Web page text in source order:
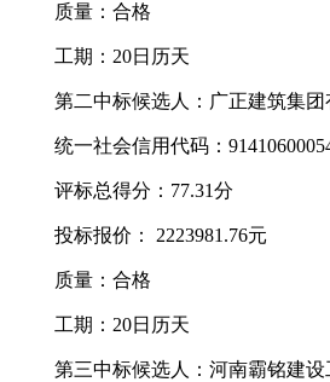
质量： 合格
工期 ： 20日历天
第二中标候选人： 广正建筑集团
统一社会信用代码：
评标总得分： 77.31分
投标报价： 2223981.76元
质量： 合格
工期 ： 20日历天
第三中标候选人： 河南霸铭建设